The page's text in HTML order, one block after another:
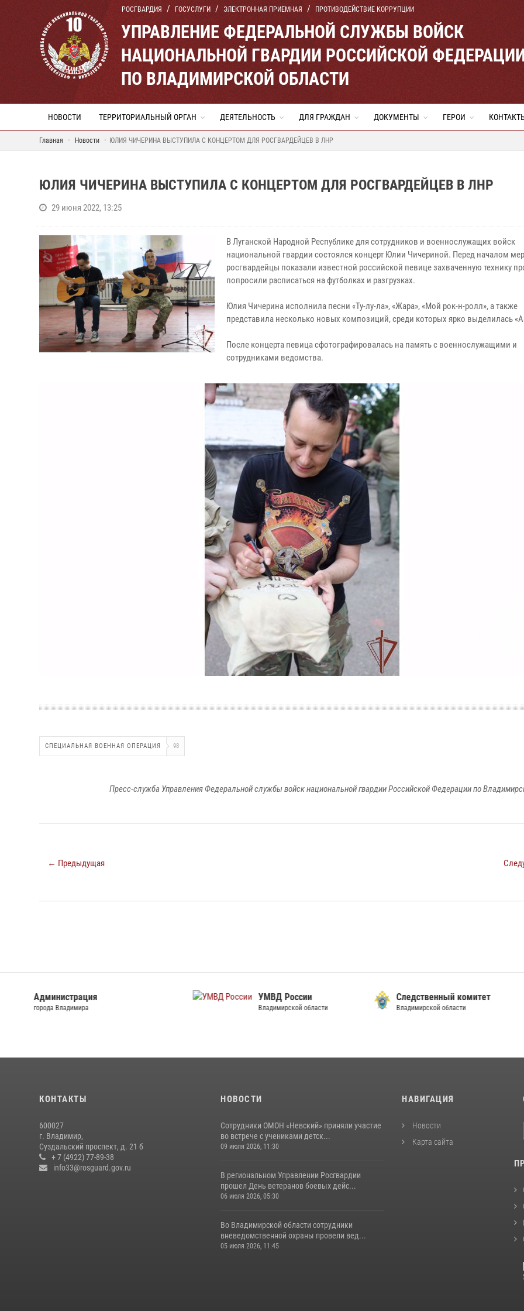
РОСГВАРДИЯ ГОСУСЛУГИ ЭЛЕКТРОННАЯ ПРИЕМНАЯ ПРОТИВОДЕЙСТВИЕ КОРРУПЦИИ
УПРАВЛЕНИЕ ФЕДЕРАЛЬНОЙ СЛУЖБЫ ВОЙСК
НАЦИОНАЛЬНОЙ ГВАРДИИ РОССИЙСКОЙ
ПО ВЛАДИМИРСКОЙ ОБЛАСТИ
НОВОСТИ ТЕРРИТОРИАЛЬНЫЙ ОРГАН ДЕЯТЕЛЬНОСТЬ ДЛЯ ГРАЖДАН ДОКУМЕНТЫ ГЕРОИ
Главная Новости ЮЛИЯ ЧИЧЕРИНА ВЫСТУПИЛА С КОНЦЕРТОМ ДЛЯ РОСГВАРДЕЙЦЕВ В ЛНР
ЮЛИЯ ЧИЧЕРИНА ВЫСТУПИЛА С КОНЦЕРТОМ ДЛЯ РОСГВАРДЕЙЦЕВ В ЛНР
29 июня 2022, 13:25
В Луганской Народной Республике для сотрудников и военнослужащих войск
национальной гвардии состоялся концерт Юлии Чичериной. Перед началом
росгвардейцы показали известной российской певице захваченную технику
попросили расписаться на футболках и разгрузках.
Юлия Чичерина исполнила песни «Ту-лу-ла», «Жара», «Мой рок-н-ролл», а также
представила несколько новых композиций, среди которых ярко выделилась
После концерта певица сфотографировалась на память с военнослужащими и
сотрудниками ведомства.
СПЕЦИАЛЬНАЯ ВОЕННАЯ ОПЕРАЦИЯ 98
Пресс-служба Управления Федеральной службы войск национальной гвардии Российской Федерации по
← Предыдущая
Следственный комитет
Владимирской области
КОНТАКТЫ
600027
г. Владимир,
Суздальский проспект, д. 21 б
+ 7 (4922) 77-89-38
info33@rosguard.gov.ru
НОВОСТИ
Сотрудники ОМОН «Невский» приняли участие
во встрече с учениками детск...
09 июля 2026, 11:30
В региональном Управлении Росгвардии
прошел День ветеранов боевых дейс...
06 июля 2026, 05:30
Во Владимирской области сотрудники
вневедомственной охраны провели вед...
05 июля 2026, 11:45
НАВИГАЦИЯ
Новости
Карта сайта